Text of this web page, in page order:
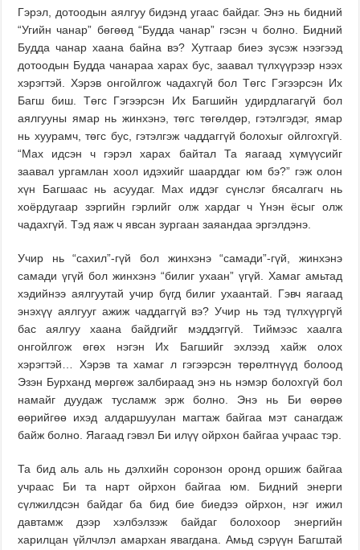
Гэрэл, дотоодын аялгуу бидэнд угаас байдаг. Энэ нь бидний
“Угийн чанар” бөгөөд “Будда чанар” гэсэн ч болно. Бидний
Будда чанар хаана байна вэ? Хутгаар биеэ зүсэж нээгээд
дотоодын Будда чанараа харах бус, заавал түлхүүрээр нээх
хэрэгтэй. Хэрэв онгойлгож чадахгүй бол Төгс Гэгээрсэн Их
Багш биш. Төгс Гэгээрсэн Их Багшийн удирдлагагүй бол
аялгууны ямар нь жинхэнэ, төгс төгөлдөр, гэтэлгэдэг, ямар
нь хуурамч, төгс бус, гэтэлгэж чаддаггүй болохыг ойлгохгүй.
“Мах идсэн ч гэрэл харах байтал Та яагаад хүмүүсийг
заавал ургамлан хоол идэхийг шаарддаг юм бэ?” гэж олон
хүн Багшаас нь асуудаг. Max иддэг сүнслэг бясалгагч нь
хоёрдугаар зэргийн гэрлийг олж хардаг ч Үнэн ёсыг олж
чадахгүй. Тэд яаж ч явсан зургаан заяандаа эргэлдэнэ.
Учир нь “сахил”-гүй бол жинхэнэ “самади”-гүй, жинхэнэ
самади үгүй бол жинхэнэ “билиг ухаан” үгүй. Хамаг амьтад
хэдийнээ аялгуутай учир бүгд билиг ухаантай. Гэвч яагаад
энэхүү аялгууг ажиж чаддаггүй вэ? Учир нь тэд түлхүүргүй
бас аялгуу хаана байдгийг мэддэггүй. Тиймээс хаалга
онгойлгож өгөх нэгэн Их Багшийг эхлээд хайж олох
хэрэгтэй… Хэрэв та хамаг л гэгээрсэн төрөлтнүүд болоод
Эзэн Бурханд мөргөж залбираад энэ нь нэмэр болохгүй бол
намайг дуудаж тусламж эрж болно. Энэ нь Би өөрөө
өөрийгөө ихэд алдаршуулан магтаж байгаа мэт санагдаж
байж болно. Яагаад гэвэл Би илүү ойрхон байгаа учраас тэр.
Та бид аль аль нь дэлхийн соронзон оронд оршиж байгаа
учраас Би та нарт ойрхон байгаа юм. Бидний энерги
сүлжилдсэн байдаг ба бид бие биедээ ойрхон, нэг ижил
давтамж дээр хэлбэлзэж байдаг болохоор энергийн
харилцан үйлчлэл амархан явагдана. Амьд сэрүүн Багштай